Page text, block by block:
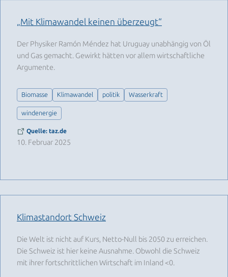
„Mit Klimawandel keinen überzeugt“
Der Physiker Ramón Méndez hat Uruguay unabhängig von Öl
und Gas gemacht. Gewirkt hätten vor allem wirtschaftliche
Argumente.
Biomasse Klimawandel politik Wasserkraft
windenergie
Quelle: taz.de
10. Februar 2025
Klimastandort Schweiz
Die Welt ist nicht auf Kurs, Netto-Null bis 2050 zu erreichen.
Die Schweiz ist hier keine Ausnahme. Obwohl die Schweiz
mit ihrer fortschrittlichen Wirtschaft im Inland <0.